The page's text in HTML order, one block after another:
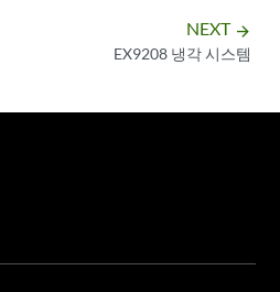
NEXT arrow_forward
EX9208 냉각 시스템